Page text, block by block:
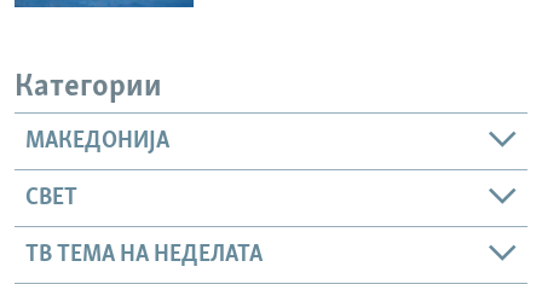
Категории
МАКЕДОНИЈА
СВЕТ
ТВ ТЕМА НА НЕДЕЛАТА